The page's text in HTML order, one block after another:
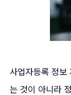
사업자등록 정보
는 것이 아니라